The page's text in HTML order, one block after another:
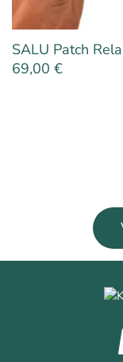
SALU Patch
69,00 €